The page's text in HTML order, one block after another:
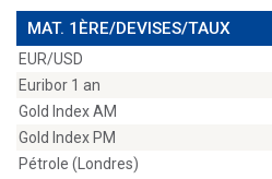
MAT. 1ÈRE/DEVISES/TAUX
EUR/USD
Euribor 1 an
Gold Index AM
Gold Index PM
Pétrole (Londres)